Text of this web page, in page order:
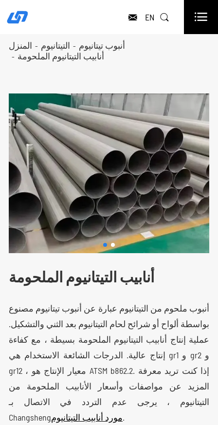
 EN  
المنزل التيتانيوم
أنبوب تيتانيوم
أنابيب التيتانيوم الملحومة
أنابيب التيتانيوم الملحومة
أنبوب ملحوم من التيتانيوم عبارة عن أنبوب تيتانيوم مصنوع
بواسطة ألواح أو شرائح لحام التيتانيوم بعد الثني والتشكيل.
عملية إنتاج أنابيب التيتانيوم الملحومة بسيطة ، مع كفاءة
إنتاج عالية. الدرجات الشائعة الاستخدام هي gr1 و gr2 و
gr12 ، معيار الإنتاج هو ATSM b862.2. إذا كنت تريد معرفة
المزيد عن مواصفات وأسعار الأنابيب الملحومة من
التيتانيوم ، يرجى عدم التردد في الاتصال بـ
Changshengمورد أنابيب التيتانيوم.